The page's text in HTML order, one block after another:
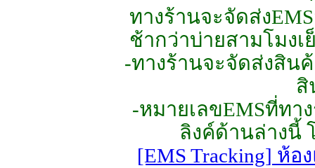
ทางร้านจะจัดส่ง
ช้ากว่าบ่ายสามโมง
-ทางร้านจะจัดส่งสิน
สิ
-หมายเลขEMSที่ทา
ลิงค์ด้านล่างนี้
[EMS Tracking] ห้